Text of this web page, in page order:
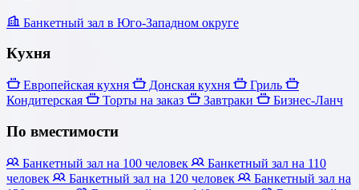
Банкетный зал в Юго-Западном округе
Кухня
Европейская кухня Донская кухня
Гриль
Кондитерская
Торты на заказ Завтраки Бизнес-Ланч
По вместимости
Банкетный зал на 100 человек
Банкетный зал на 110
человек
Банкетный зал на 120 человек
Банкетный зал на